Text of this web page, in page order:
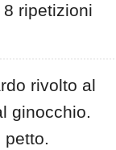
ripetizioni
rivolto al
ginocchio.